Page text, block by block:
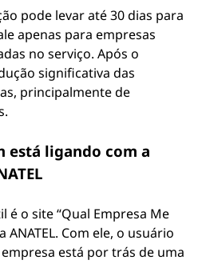
pode levar até 30 dias para
apenas para empresas
no serviço. Após o
significativa das
principalmente de
está ligando com a
o site “Qual Empresa Me
ANATEL. Com ele, o usuário
está por trás de uma